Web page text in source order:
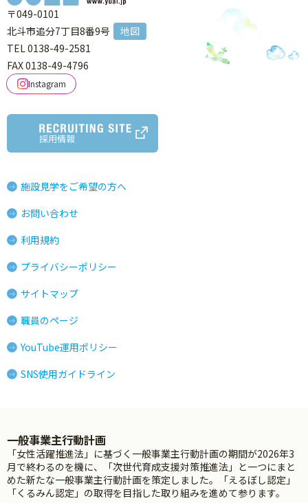
〒049-0101
北斗市追分7丁目8番9号
地図
TEL 0138-49-2581
FAX 0138-49-4796
Instagram
採用情報
施設見学をご希望の方へ
お問い合わせ
利用規約
プライバシーポリシー
サイトマップ
職員のページ
YouTube運用ポリシー
SNS使用ガイドライン
一般事業主行動計画
「女性活躍推進法」に基づく一般事業主行動計画の期間が2026年3
月で終わるのを機に、「次世代育成支援対策推進法」と一つにまと
めた新たな一般事業主行動計画を策定しました。「えるぼし認定」
「くるみん認定」の取得を目指した取り組みを進めて参ります。